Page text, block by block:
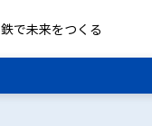
鉄で未来をつくる